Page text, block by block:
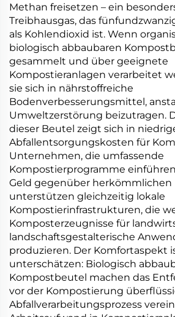
Methan freisetzen – ein
Treibhausgas, das
als Kohlendioxid ist. Wenn
biologisch abbaubaren
gesammelt und über geeignete
Kompostieranlagen verarbeitet
sie sich in nährstoffreiche
Bodenverbesserungsmittel,
Umweltzerstörung beizutragen.
dieser Beutel zeigt sich in
Abfallentsorgungskosten für
Unternehmen, die umfassende
Kompostierprogramme
Geld gegenüber herkömmlichen
unterstützen gleichzeitig lokale
Kompostierinfrastrukturen, die
Komposterzeugnisse für
landschaftsgestalterische
produzieren. Der Komfortaspekt
unterschätzen: Biologisch
Kompostbeutel machen das
vor der Kompostierung
Abfallverarbeitungsprozess